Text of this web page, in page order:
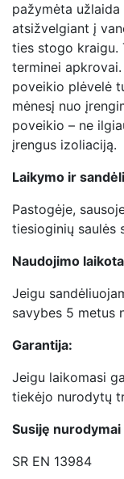
pažymėta
atsižvelgiant į
ties stogo kraigu.
terminei
poveikio plėvelė
mėnesį nuo
poveikio – ne
įrengus izoliaciją.
Laikymo ir
Pastogėje,
tiesioginių saulės
Naudojimo
Jeigu
savybes 5 metus
Garantija:
Jeigu laikomasi
tiekėjo nurodytų
Susiję
SR EN 13984